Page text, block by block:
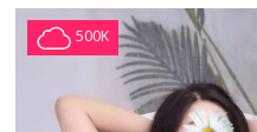
500K